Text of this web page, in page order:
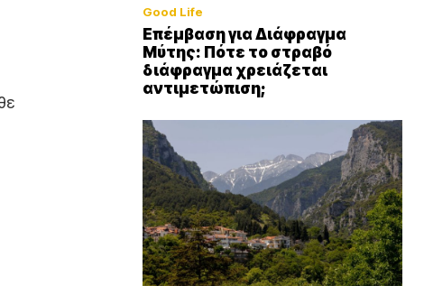
Good Life
Επέμβαση για Διάφραγμα
Μύτης: Πότε το στραβό
διάφραγμα χρειάζεται
αντιμετώπιση;